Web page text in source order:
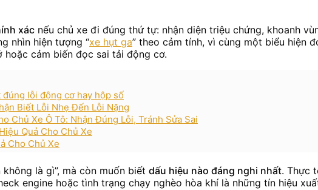
xác nếu chủ xe đi đúng thứ tự: nhận diện triệu chứng, khoanh
nhìn hiện tượng “xe hụt ga” theo cảm tính, vì cùng một biểu hiện
hoặc cảm biến đọc sai tải động cơ.
lỗi động cơ hay hộp số
Biết Lỗi Nhẹ Đến Lỗi Nặng
Chủ Xe Ô Tô: Nhận Đúng Lỗi, Tránh Sửa Sai
Quả Cho Chủ Xe
Cho Chủ Xe
là gì”, mà còn muốn biết dấu hiệu nào đáng nghi nhất. Thực
engine hoặc tình trạng chạy nghèo hòa khí là những tín hiệu